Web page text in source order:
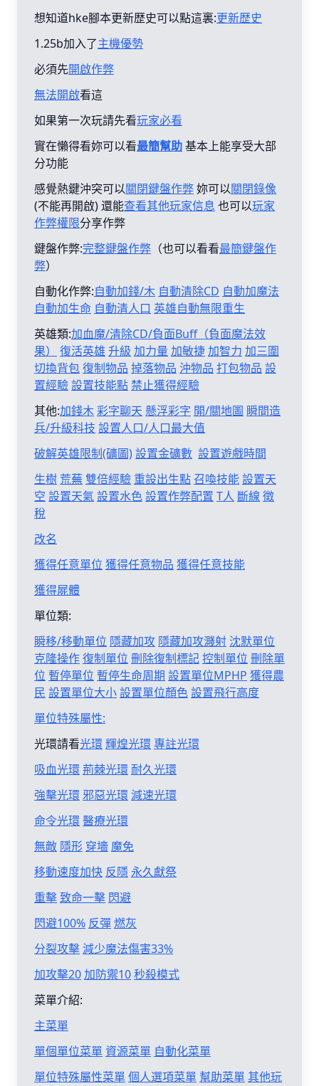
想知道hke腳本更新歴史可以點這裏:更新歴史
1.25b加入了主機優勢
必須先開啟作弊
無法開啟看這
如果第一次玩請先看玩家必看
實在懶得看妳可以看最簡幫助基本上能享受大部
分功能
感覺熱鍵沖突可以關閉鍵盤作弊妳可以關閉錄像
(不能再開啟) 還能查看其他玩家信息 也可以玩家
作弊權限分享作弊
鍵盤作弊:完整鍵盤作弊 （也可以看看最簡鍵盤作
弊）
自動化作弊:自動加錢/木 自動清除CD 自動加魔法
自動加生命 自動清人口 英雄自動無限重生
英雄類:加血魔/清除CD/負面Buff（負面魔法效
果）
復活英雄 升級 加力量 加敏捷加智力 加三圍
切換背包復制物品 掉落物品 沖物品 打包物品 設
置經驗設置技能點禁止獲得經驗
其他:加錢木彩字聊天 懸浮彩字 開/關地圖 瞬間造
兵/升級科技 設置人口/人口最大值
破解英雄限制(礦圖)設置金礦數 設置遊戲時間
生樹 荒蕪雙倍經驗 重設出生點召喚技能設置天
空 設置天氣設置水色設置作弊配置 T人 斷線 徵
稅
改名
獲得任意單位 獲得任意物品 獲得任意技能
獲得屍體
單位類:
瞬移/移動單位 隱藏加攻 隱藏加攻濺射 沈默單位
克隆操作復制單位 刪除復制標記控制單位 刪除單
位 暫停單位 暫停生命周期 設置單位MPHP 獲得農
民 設置單位大小設置單位顏色設置飛行高度
單位特殊屬性:
光環請看光環輝煌光環專註光環
吸血光環荊棘光環耐久光環
強擊光環邪惡光環減速光環
命令光環醫療光環
無敵 隱形 穿墻 魔免
移動速度加快 反隱 永久獻祭
重擊致命一擊 閃避
閃避100% 反彈燃灰
分裂攻擊減少魔法傷害33%
加攻擊20加防禦10秒殺模式
菜單介紹:
主菜單
單個單位菜單 資源菜單 自動化菜單
單位特殊屬性菜單個人選項菜單 幫助菜單其他玩